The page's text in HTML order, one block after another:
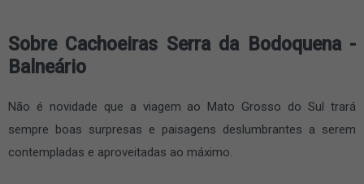
Sobre Cachoeiras Serra da Bodoquena -
Balneário
Não é novidade que a viagem ao Mato Grosso do Sul trará
sempre boas surpresas e paisagens deslumbrantes a serem
contempladas e aproveitadas ao máximo.